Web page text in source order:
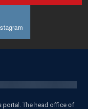
portal. The head office of